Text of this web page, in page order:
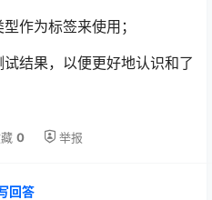
作为标签来使用；
结果，以便更好地认识和了
0 举报
回答